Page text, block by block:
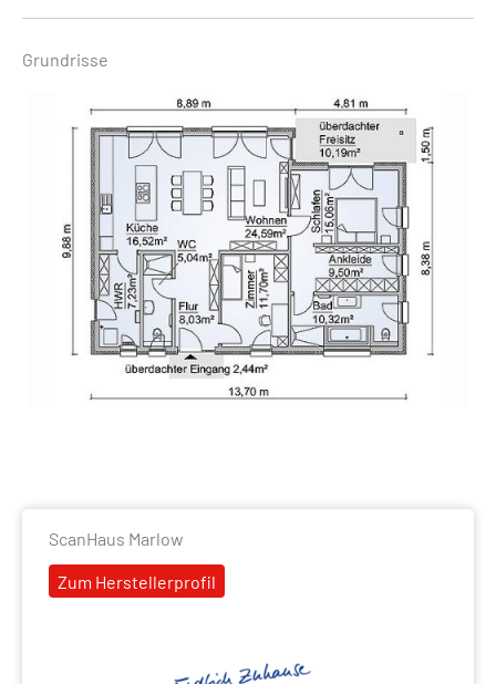
Grundrisse
ScanHaus Marlow
Zum Herstellerprofil